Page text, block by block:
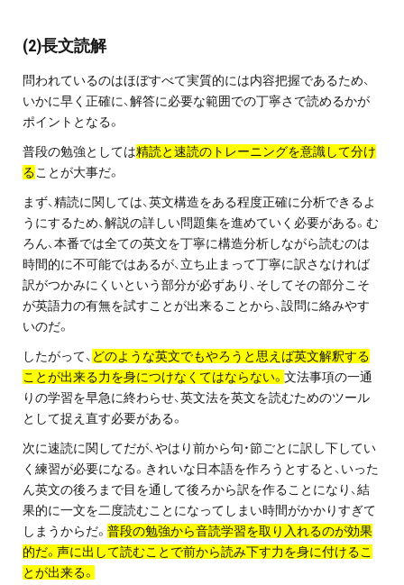
0120-11-3967
受付:9:30～21:30(定休:日曜・祝日)
お問い合わせ・資料請求
無料体験授業とは
(2)長文読解
問われているのはほぼすべて実質的には内容把握であるため、
いかに早く正確に、解答に必要な範囲での丁寧さで読めるかが
ポイントとなる。
普段の勉強としては精読と速読のトレーニングを意識して分け
ることが大事だ。
まず、精読に関しては、英文構造をある程度正確に分析できるよ
うにするため、解説の詳しい問題集を進めていく必要がある。む
ろん、本番では全ての英文を丁寧に構造分析しながら読むのは
時間的に不可能ではあるが、立ち止まって丁寧に訳さなければ
訳がつかみにくいという部分が必ずあり、そしてその部分こそ
が英語力の有無を試すことが出来ることから、設問に絡みやす
いのだ。
したがって、 どのような英文でもやろうと思えば英文解釈する
ことが出来る力を身につけなくてはならない。 文法事項の一通
りの学習を早急に終わらせ、英文法を英文を読むためのツール
として捉え直す必要がある。
次に速読に関してだが、やはり前から句・節ごとに訳し下してい
く練習が必要になる。きれいな日本語を作ろうとすると、いった
ん英文の後ろまで目を通して後ろから訳を作ることになり、結
果的に一文を二度読むことになってしまい時間がかかりすぎて
しまうからだ。 普段の勉強から音読学習を取り入れるのが効果
的だ。声に出して読むことで前から読み下す力を身に付けるこ
とが出来る。